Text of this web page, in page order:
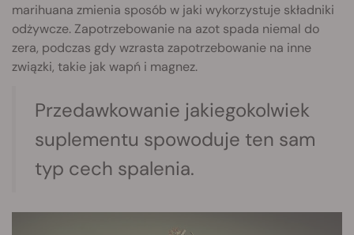
marihuana zmienia sposób w jaki wykorzystuje składniki
odżywcze. Zapotrzebowanie na azot spada niemal do
zera, podczas gdy wzrasta zapotrzebowanie na inne
związki, takie jak wapń i magnez.
Przedawkowanie jakiegokolwiek
suplementu spowoduje ten sam
typ cech spalenia.